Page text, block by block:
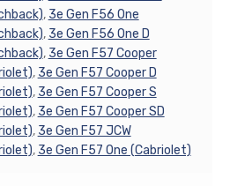
, 3e Gen F56 One
, 3e Gen F56 One D
, 3e Gen F57 Cooper
, 3e Gen F57 Cooper D
, 3e Gen F57 Cooper S
, 3e Gen F57 Cooper SD
, 3e Gen F57 JCW
, 3e Gen F57 One (Cabriolet)